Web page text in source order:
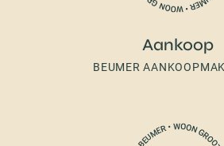
Aankoop
BEUMER